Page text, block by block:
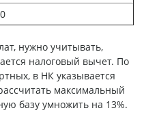
нужно учитывать,
налоговый вычет. По
в НК указывается
максимальный
базу умножить на 13%.